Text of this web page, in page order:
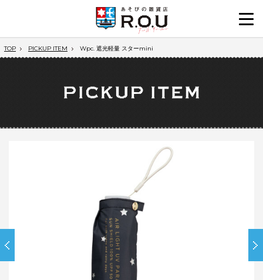
TOP PICKUP ITEM Wpc. 遮光軽量 スターmini